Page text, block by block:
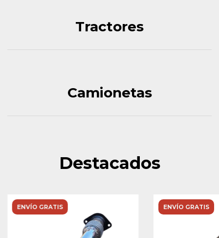
Tractores
Camionetas
Destacados
ENVÍO GRATIS ENVÍO GRATIS